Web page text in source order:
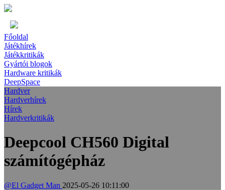
Főoldal
Játékhírek
Játékkritikák
Gyártói blogok
Hardware kritikák
DeepSpace
Hardver
Hardverhírek
Hírek
Hardverkritikák
Deepcool CH560 Digital
számítógépház
@El Gadget Man 2025-05-26 10:11:00